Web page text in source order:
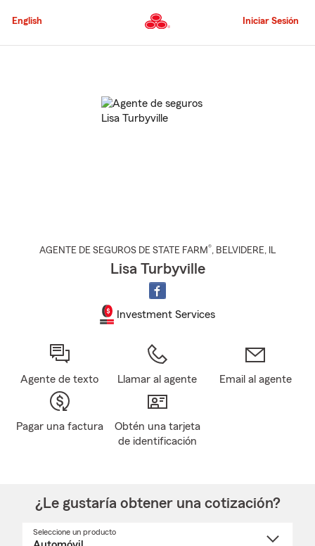
al
principal
English Iniciar Sesión
AGENTE DE SEGUROS DE STATE FARM®, BELVIDERE, IL
Lisa Turbyville
Investment Services
Agente de texto Llamar al agente Email al agente
Pagar una factura
Obtén una tarjeta
de identificación
¿Le gustaría obtener una cotización?
Seleccione un producto